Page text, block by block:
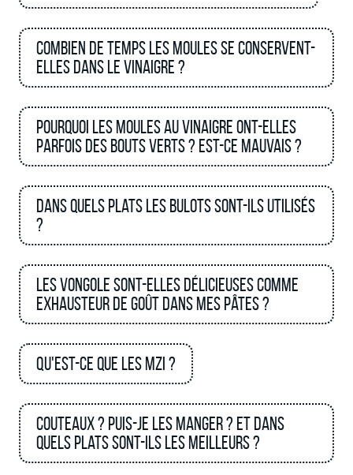
Combien de temps les moules se conservent-
elles dans le vinaigre ?
Pourquoi les moules au vinaigre ont-elles
parfois des bouts verts ? Est-ce mauvais ?
Dans quels plats les bulots sont-ils utilisés
?
Les vongole sont-elles délicieuses comme
exhausteur de goût dans mes pâtes ?
Qu'est-ce que les MZI ?
Couteaux ? Puis-je les manger ? et dans
quels plats sont-ils les meilleurs ?